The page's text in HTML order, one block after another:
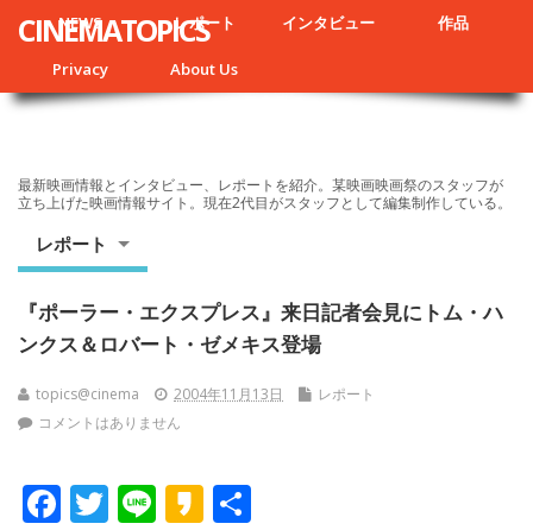
NEWS レポート インタビュー 作品
Privacy About Us
CINEMATOPICS
最新映画情報とインタビュー、レポートを紹介。某映画映画祭のスタッフが
立ち上げた映画情報サイト。現在2代目がスタッフとして編集制作している。
レポート
『ポーラー・エクスプレス』来日記者会見にトム・ハ
ンクス＆ロバート・ゼメキス登場
topics@cinema 2004年11月13日
レポート
コメントはありません
F T Li K